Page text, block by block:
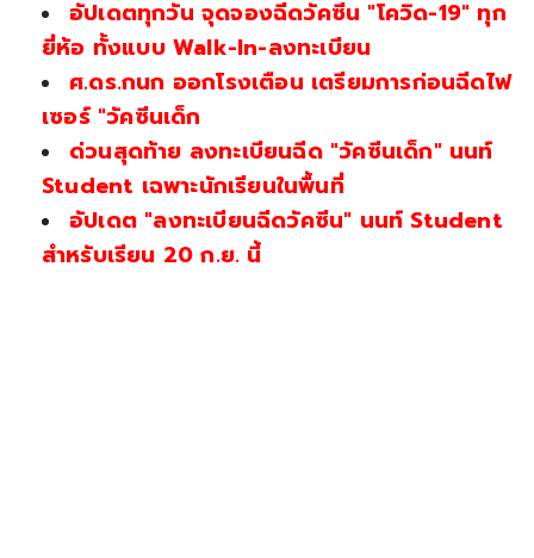
อัปเดตทุกวัน จุดจองฉีดวัคซีน "โควิด-19" ทุก
ยี่ห้อ ทั้งแบบ Walk-In-ลงทะเบียน
ศ.ดร.กนก ออกโรงเตือน เตรียมการก่อนฉีดไฟ
เซอร์ "วัคซีนเด็ก
ด่วนสุดท้าย ลงทะเบียนฉีด "วัคซีนเด็ก" นนท์
Student เฉพาะนักเรียนในพื้นที่
อัปเดต "ลงทะเบียนฉีดวัคซีน" นนท์ Student
สำหรับเรียน 20 ก.ย. นี้